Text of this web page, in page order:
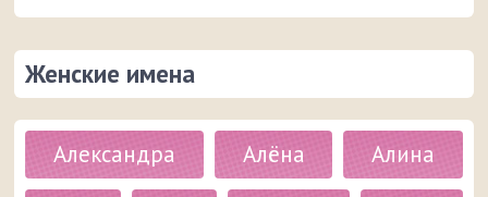
Женские имена
Александра Алёна
Алина